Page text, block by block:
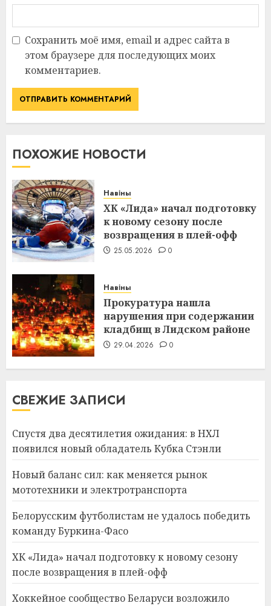
Сохранить моё имя, email и адрес сайта в
этом браузере для последующих моих
комментариев.
ПОХОЖИЕ НОВОСТИ
Навіны
ХК «Лида» начал подготовку
к новому сезону после
возвращения в плей-офф
25.05.2026 0
Навіны
Прокуратура нашла
нарушения при содержании
кладбищ в Лидском районе
29.04.2026 0
СВЕЖИЕ ЗАПИСИ
Спустя два десятилетия ожидания: в НХЛ
появился новый обладатель Кубка Стэнли
Новый баланс сил: как меняется рынок
мототехники и электротранспорта
Белорусским футболистам не удалось победить
команду Буркина-Фасо
ХК «Лида» начал подготовку к новому сезону
после возвращения в плей-офф
Хоккейное сообщество Беларуси возложило